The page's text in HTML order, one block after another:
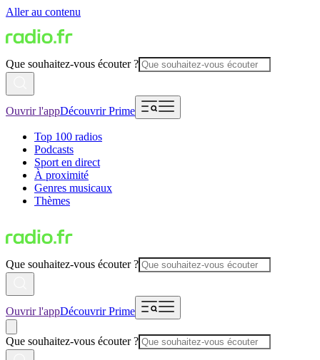
Aller au contenu
Que souhaitez-vous écouter ?
Ouvrir l'appDécouvrir Prime
Top 100 radios
Podcasts
Sport en direct
À proximité
Genres musicaux
Thèmes
Que souhaitez-vous écouter ?
Ouvrir l'appDécouvrir Prime
Que souhaitez-vous écouter ?